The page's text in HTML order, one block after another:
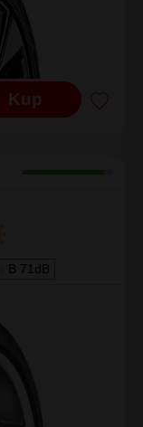
Kup
B 71dB